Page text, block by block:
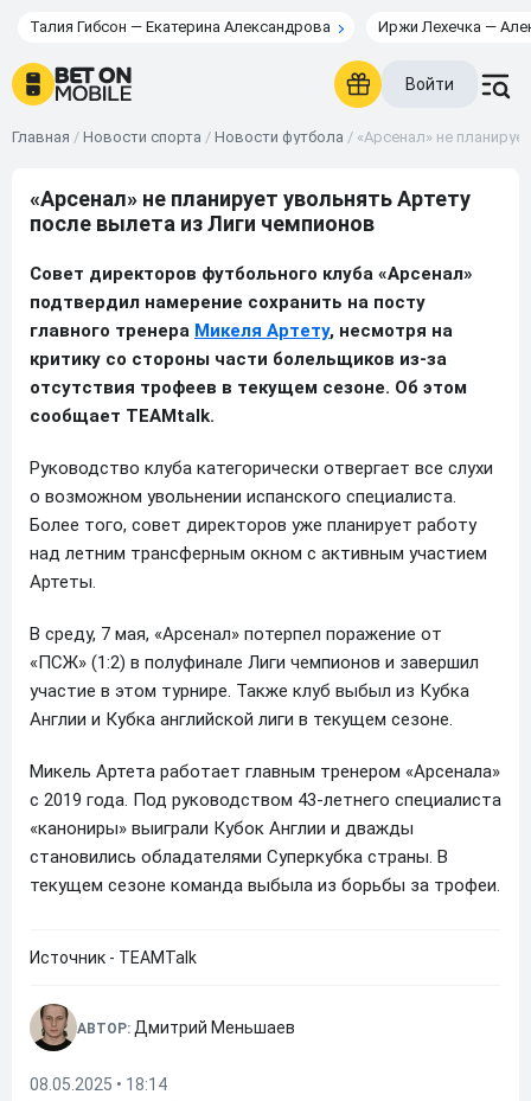
Талия Гибсон — Екатерина Александрова Иржи Лехечка —
Войти
Главная / Новости спорта / Новости футбола / «Арсенал» не
«Арсенал» не планирует увольнять Артету
после вылета из Лиги чемпионов
Совет директоров футбольного клуба «Арсенал»
подтвердил намерение сохранить на посту
главного тренера Микеля Артету, несмотря на
критику со стороны части болельщиков из-за
отсутствия трофеев в текущем сезоне. Об этом
сообщает TEAMtalk.
Руководство клуба категорически отвергает все слухи
о возможном увольнении испанского специалиста.
Более того, совет директоров уже планирует работу
над летним трансферным окном с активным участием
Артеты.
В среду, 7 мая, «Арсенал» потерпел поражение от
«ПСЖ» (1:2) в полуфинале Лиги чемпионов и завершил
участие в этом турнире. Также клуб выбыл из Кубка
Англии и Кубка английской лиги в текущем сезоне.
Микель Артета работает главным тренером «Арсенала»
с 2019 года. Под руководством 43-летнего специалиста
«канониры» выиграли Кубок Англии и дважды
становились обладателями Суперкубка страны. В
текущем сезоне команда выбыла из борьбы за трофеи.
Источник - TEAMTalk
АВТОР: Дмитрий Меньшаев
08.05.2025 • 18:14